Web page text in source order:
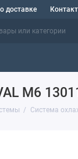
доставке
M6
Система